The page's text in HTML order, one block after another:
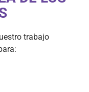
trabajo